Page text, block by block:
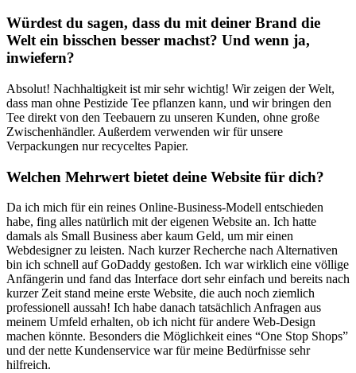
Würdest du sagen, dass du mit deiner Brand die
Welt ein bisschen besser machst? Und wenn ja,
inwiefern?
Absolut! Nachhaltigkeit ist mir sehr wichtig! Wir zeigen der Welt,
dass man ohne Pestizide Tee pflanzen kann, und wir bringen den
Tee direkt von den Teebauern zu unseren Kunden, ohne große
Zwischenhändler. Außerdem verwenden wir für unsere
Verpackungen nur recyceltes Papier.
Welchen Mehrwert bietet deine Website für dich?
Da ich mich für ein reines Online-Business-Modell entschieden
habe, fing alles natürlich mit der eigenen Website an. Ich hatte
damals als Small Business aber kaum Geld, um mir einen
Webdesigner zu leisten. Nach kurzer Recherche nach Alternativen
bin ich schnell auf GoDaddy gestoßen. Ich war wirklich eine völlige
Anfängerin und fand das Interface dort sehr einfach und bereits nach
kurzer Zeit stand meine erste Website, die auch noch ziemlich
professionell aussah! Ich habe danach tatsächlich Anfragen aus
meinem Umfeld erhalten, ob ich nicht für andere Web-Design
machen könnte. Besonders die Möglichkeit eines “One Stop Shops”
und der nette Kundenservice war für meine Bedürfnisse sehr
hilfreich.